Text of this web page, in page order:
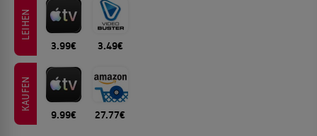
LEIHEN
3.99€ 3.49€
KAUFEN
9.99€ 27.77€